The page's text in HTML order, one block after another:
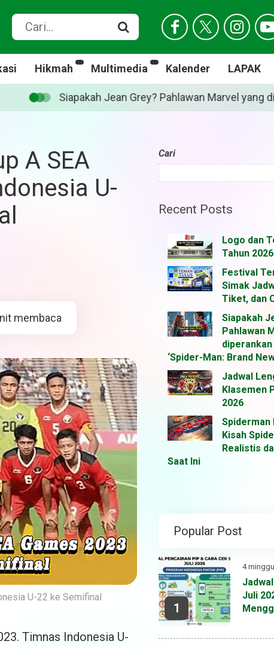
Hikmah Multimedia Kalender LAPAK
Marvel yang diperankan Sadie Sink di ‘Spider-Man:
A SEA
U-
membaca
U-22 ke Semifinal
Timnas Indonesia U-
Cari
Recent Posts
Logo dan
Tahun 2026
Festival
Simak
Tiket, dan
Siapakah
Pahlawan
‘Spider-Man: Brand
Jadwal
Klasemen
2026
Spiderman
Kisah
Realistis
Saat Ini
Popular Post
1
4
Juli